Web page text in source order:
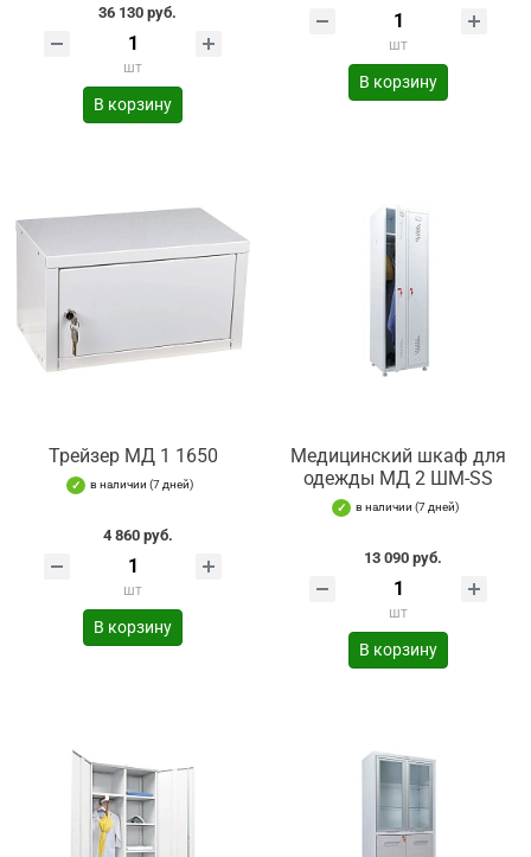
36 130 руб.
шт
В корзину
шт
В корзину
Трейзер МД 1 1650
в наличии (7 дней)
4 860 руб.
шт
В корзину
Медицинский шкаф для
одежды МД 2 ШМ-SS
в наличии (7 дней)
13 090 руб.
шт
В корзину